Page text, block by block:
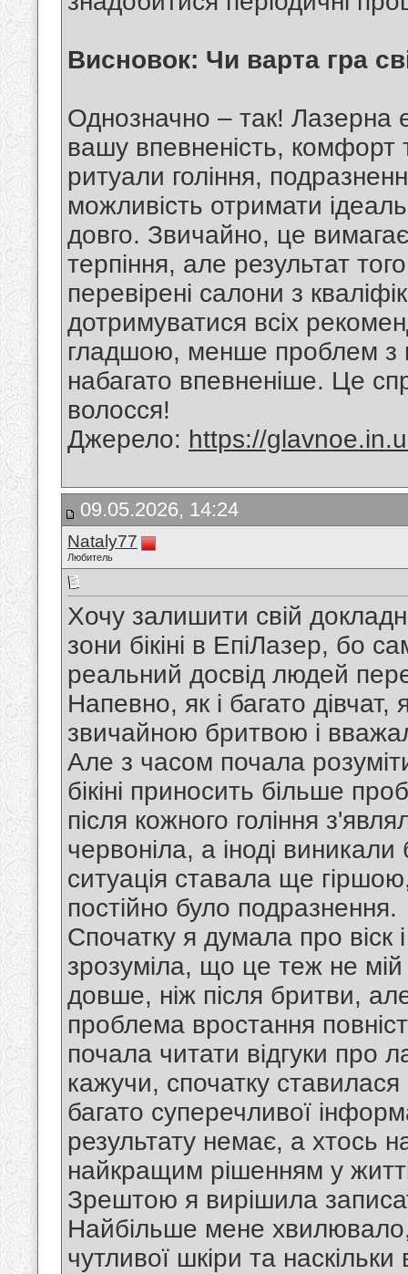
Висновок: Чи варта гра
Однозначно – так! Лазерна
вашу впевненість, комфорт
ритуали гоління,
можливість отримати
довго. Звичайно, це
терпіння, але результат
перевірені салони з
дотримуватися всіх
гладшою, менше проблем з
набагато впевненіше. Це
волосся!
Джерело: https://
09.05.2026, 14:24
Nataly77
Любитель
Хочу залишити свій
зони бікіні в ЕпіЛазер, бо
реальний досвід людей
Напевно, як і багато
звичайною бритвою і
Але з часом почала
бікіні приносить більше
після кожного гоління
червоніла, а іноді
ситуація ставала ще
постійно було подразнення.
Спочатку я думала про віск
зрозуміла, що це теж не мій
довше, ніж після бритви,
проблема вростання
почала читати відгуки про
кажучи, спочатку ставилася
багато суперечливої
результату немає, а хтось
найкращим рішенням у
Зрештою я вирішила
Найбільше мене хвилювало,
чутливої шкіри та